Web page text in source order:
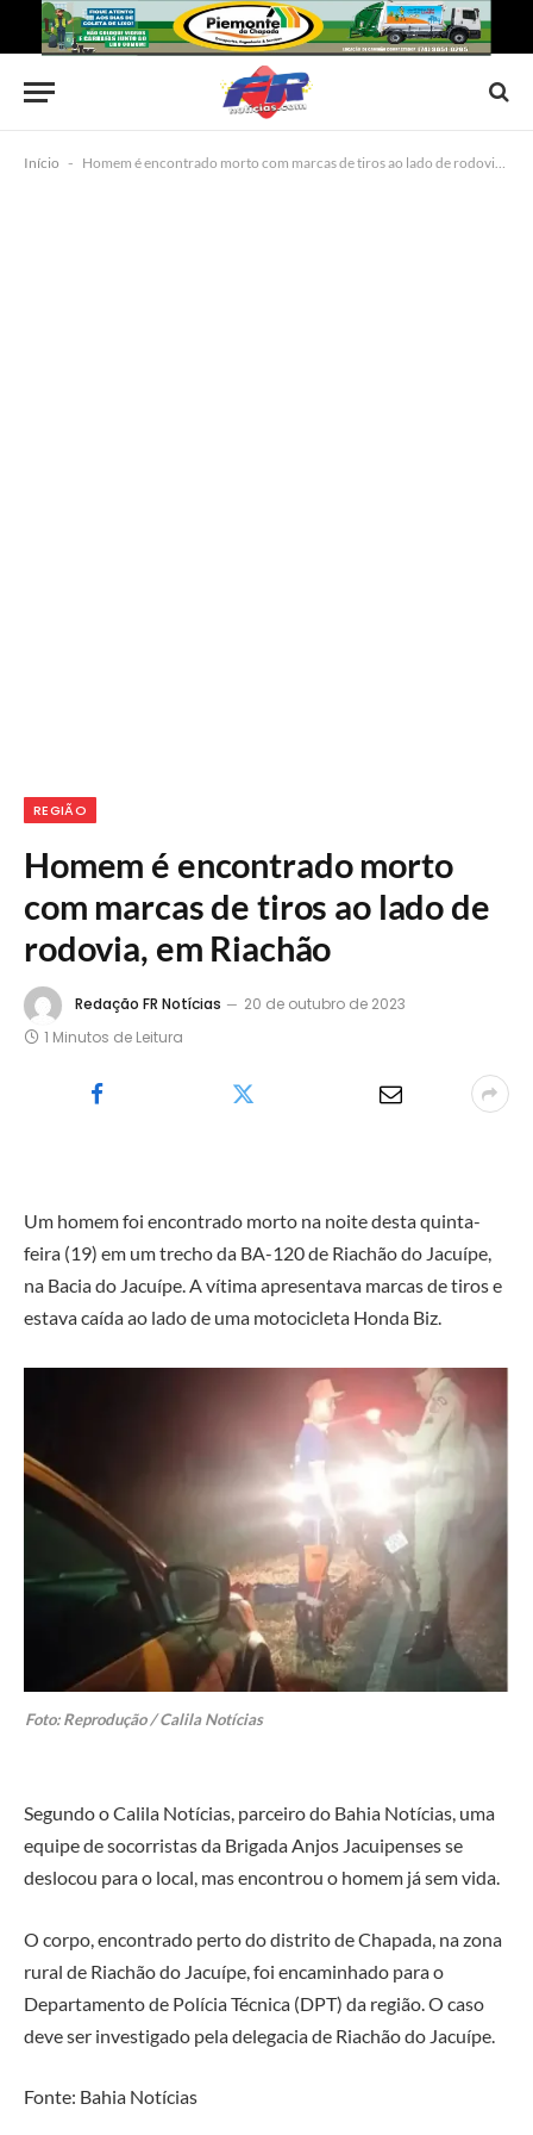
Início - Homem é encontrado morto com marcas de tiros ao lado de rodovia, em Riachão
REGIÃO
Homem é encontrado morto
com marcas de tiros ao lado de
rodovia, em Riachão
Redação FR Notícias
20 de outubro de 2023
1 Minutos de Leitura
Um homem foi encontrado morto na noite desta quinta-
feira (19) em um trecho da BA-120 de Riachão do Jacuípe,
na Bacia do Jacuípe. A vítima apresentava marcas de tiros e
estava caída ao lado de uma motocicleta Honda Biz.
Foto: Reprodução / Calila Notícias
Segundo o Calila Notícias, parceiro do Bahia Notícias, uma
equipe de socorristas da Brigada Anjos Jacuipenses se
deslocou para o local, mas encontrou o homem já sem vida.
O corpo, encontrado perto do distrito de Chapada, na zona
rural de Riachão do Jacuípe, foi encaminhado para o
Departamento de Polícia Técnica (DPT) da região. O caso
deve ser investigado pela delegacia de Riachão do Jacuípe.
Fonte: Bahia Notícias